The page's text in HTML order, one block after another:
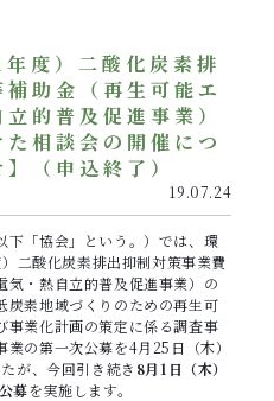
度）二酸化炭素排
助金（再生可能エ
的普及促進事業）
相談会の開催につ
（申込終了）
19.07.24
「協会」という。）では、環
二酸化炭素排出抑制対策事業費
気・熱自立的普及促進事業）の
炭素地域づくりのための再生可
事業化計画の策定に係る調査事
の第一次公募を4月25日（木）
が、今回引き続き 8月1日（木）
募を実施します。